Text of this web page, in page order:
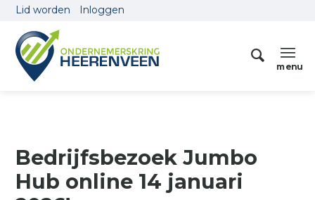
Lid worden Inloggen
Bedrijfsbezoek Jumbo
Hub online 14 januari